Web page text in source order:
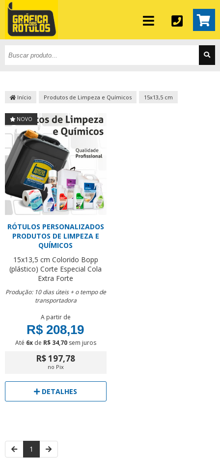
Início Produtos de Limpeza e Químicos 15x13,5 cm
NOVO
RÓTULOS PERSONALIZADOS
PRODUTOS DE LIMPEZA E
QUÍMICOS
15x13,5 cm Colorido Bopp
(plástico) Corte Especial Cola
Extra Forte
Produção: 10 dias úteis + o tempo de
transportadora
A partir de
R$ 208,19
Até 6xde R$ 34,70sem juros
R$ 197,78
no Pix
DETALHES
1